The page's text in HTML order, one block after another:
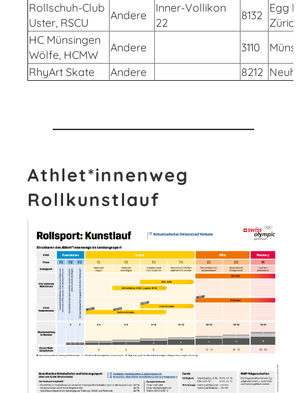
Rollschuh-Club
Uster, RSCU
Andere
Inner-Vollikon
22
8132
Egg b.
Zürich
HC Münsingen
Wölfe, HCMW
Andere 3110
RhyArt Skate
Andere 8212
Athlet*innenweg
Rollkunstlauf